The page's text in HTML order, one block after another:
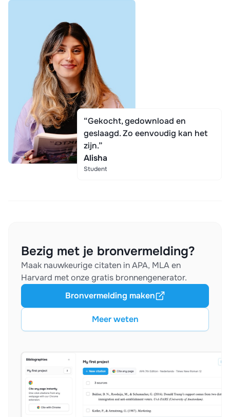
“Gekocht, gedownload en
geslaagd. Zo eenvoudig kan het
zijn.”
Alisha
Student
Bezig met je bronvermelding?
Maak nauwkeurige citaten in APA, MLA en
Harvard met onze gratis bronnengenerator.
Meer weten
Bronvermelding maken